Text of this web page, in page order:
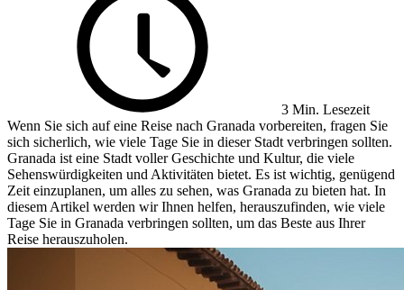
3 Min. Lesezeit
Wenn Sie sich auf eine Reise nach Granada vorbereiten, fragen Sie
sich sicherlich, wie viele Tage Sie in dieser Stadt verbringen sollten.
Granada ist eine Stadt voller Geschichte und Kultur, die viele
Sehenswürdigkeiten und Aktivitäten bietet. Es ist wichtig, genügend
Zeit einzuplanen, um alles zu sehen, was Granada zu bieten hat. In
diesem Artikel werden wir Ihnen helfen, herauszufinden, wie viele
Tage Sie in Granada verbringen sollten, um das Beste aus Ihrer
Reise herauszuholen.